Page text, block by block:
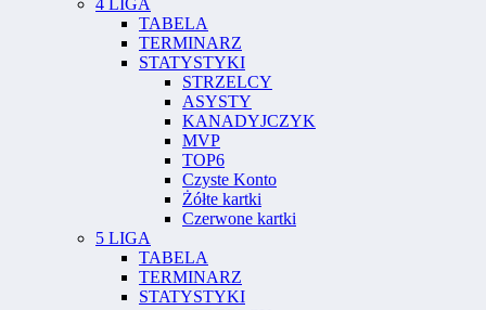
TABELA
TERMINARZ
STATYSTYKI
STRZELCY
ASYSTY
KANADYJCZYK
MVP
TOP6
Czyste Konto
Żółte kartki
Czerwone kartki
5 LIGA
TABELA
TERMINARZ
STATYSTYKI